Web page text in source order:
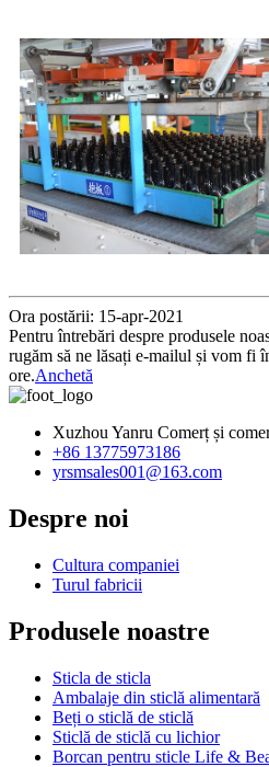
Ora postării: 15-apr-2021
Pentru întrebări despre produsele
rugăm să ne lăsați e-mailul și vom fi
ore.Anchetă
Xuzhou Yanru Comerț și
+86 13775973186
yrsmsales001@163.com
Despre noi
Cultura companiei
Turul fabricii
Produsele noastre
Sticla de sticla
Ambalaje din sticlă alimentară
Beți o sticlă de sticlă
Sticlă de sticlă cu lichior
Borcan pentru sticle Life &